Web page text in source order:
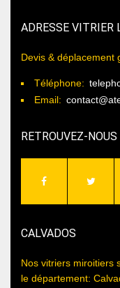
ADRESSE VITRIER
Devis & déplacement
Téléphone:
Email:
RETROUVEZ-
CALVADOS
Nos vitriers miroitiers
le département: